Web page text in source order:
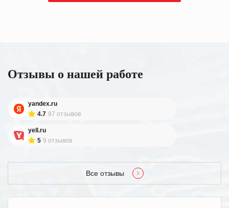
Отзывы о нашей работе
yandex.ru
4.7 97 отзывов
yell.ru
5 9 отзывов
Все отзывы